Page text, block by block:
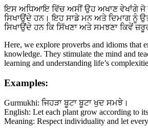
ਇਸ ਅਧਿਆਇ ਵਿੱਚ ਅਸੀਂ ਉਹ ਅਖਾਣ ਵੇਖਾਂਗੇ
ਸਿਖਾਉਂਦੇ ਹਨ। ਇਹ ਸਾਡੇ ਮਨ ਅਤੇ ਦਿਮਾਗ ਨੂੰ
ਸਿਖਾਉਂਦੇ ਹਨ ਕਿ ਸਿੱਖਣਾ ਅਤੇ ਸਮਝਣਾ ਕਿਵੇਂ
Here, we explore proverbs and idioms that
knowledge. They stimulate the mind and
learning and understanding life’s
Examples:
Gurmukhi: ਜਿਹੜਾ ਬੂਟਾ ਬੂਟਾ ਖੁਦ ਸਮਝੇ।
English: Let each plant grow according to
Meaning: Respect individuality and let